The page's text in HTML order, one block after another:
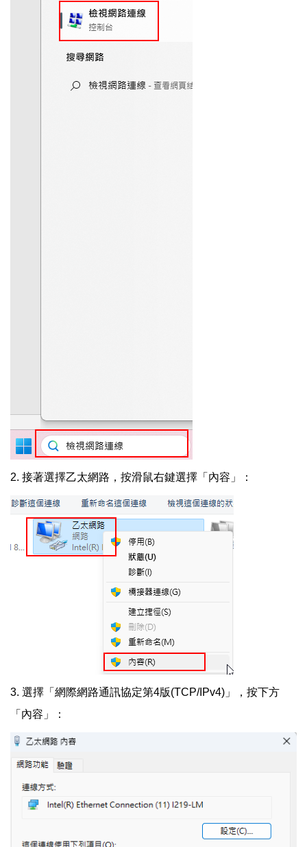
2. 接著選擇乙太網路，按滑鼠右鍵選擇「內容」：
3. 選擇「網際網路通訊協定第4版(TCP/IPv4)」，按下方
「內容」：